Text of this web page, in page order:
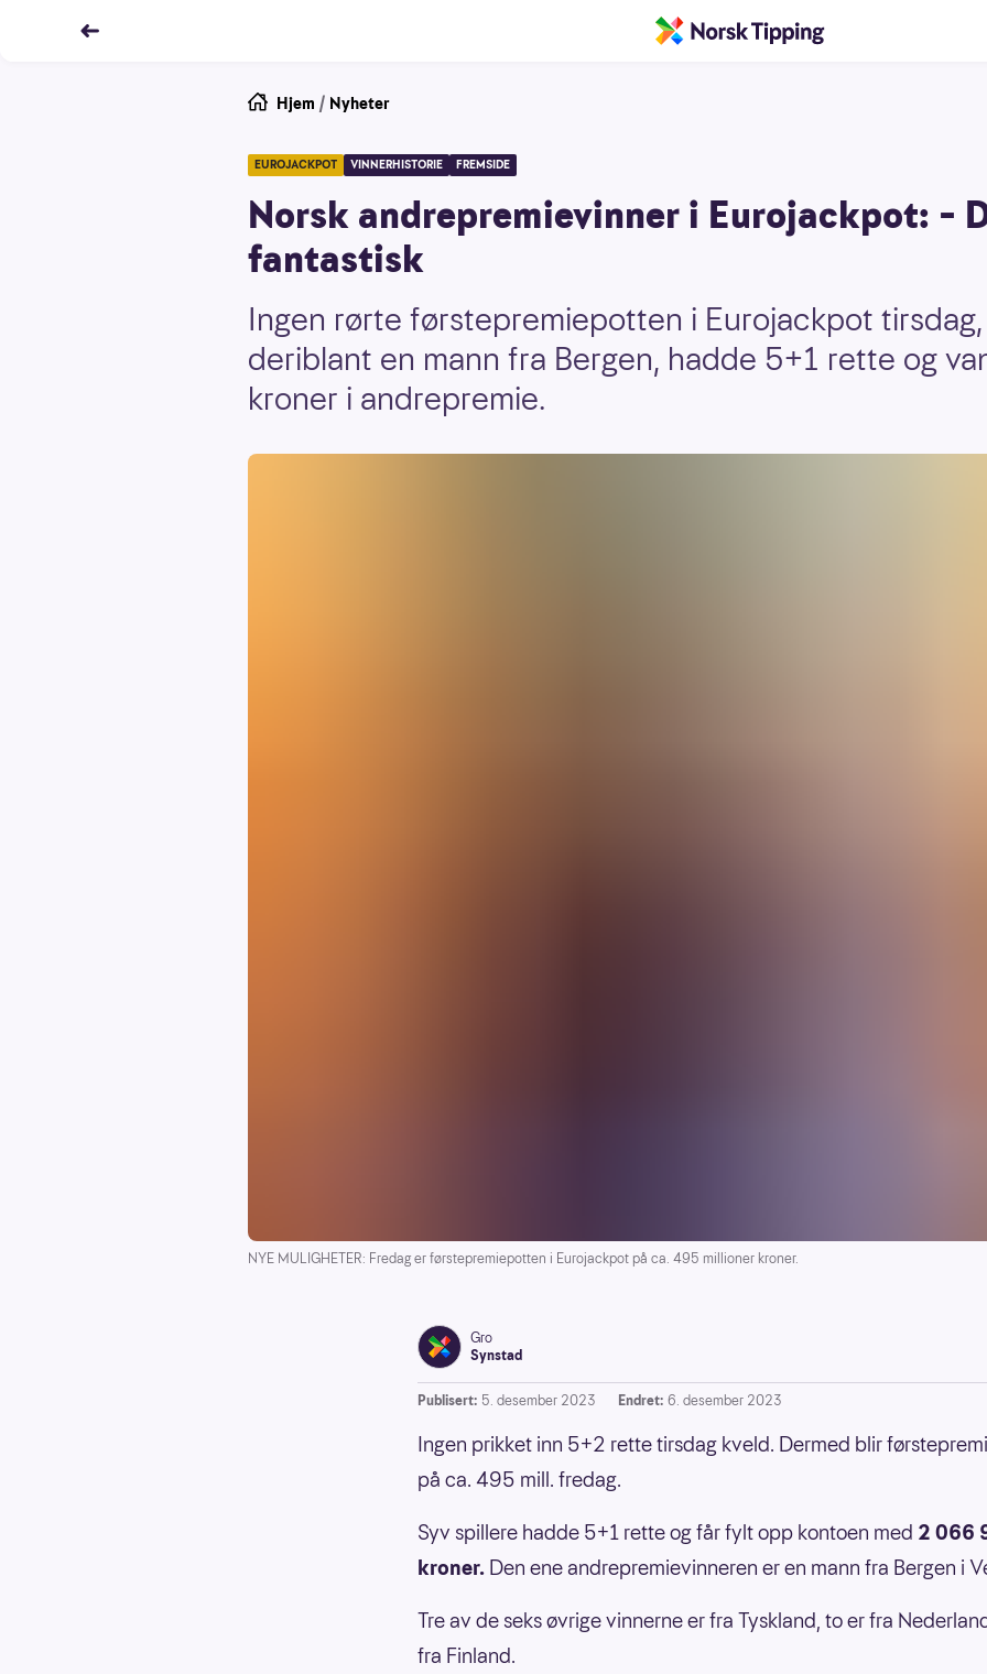
Hjem / Nyheter
EUROJACKPOT VINNERHISTORIE FREMSIDE
Norsk andrepremievinner i Eurojackpot: –
fantastisk
Ingen rørte førstepremiepotten i Eurojackpot
deriblant en mann fra Bergen, hadde 5+1 rette og
kroner i andrepremie.
NYE MULIGHETER: Fredag er førstepremiepotten i Eurojackpot på ca. 495 millioner kroner.
Gro
Synstad
Publisert: 5. desember 2023 Endret: 6. desember 2023
Ingen prikket inn 5+2 rette tirsdag kveld. Dermed blir
på ca. 495 mill. fredag.
Syv spillere hadde 5+1 rette og får fylt opp kontoen med 2 066
kroner. Den ene andrepremievinneren er en mann fra Bergen i
Tre av de seks øvrige vinnerne er fra Tyskland, to er fra
fra Finland.